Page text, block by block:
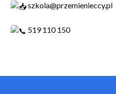
szkola@przemienieccy.pl
519 110 150